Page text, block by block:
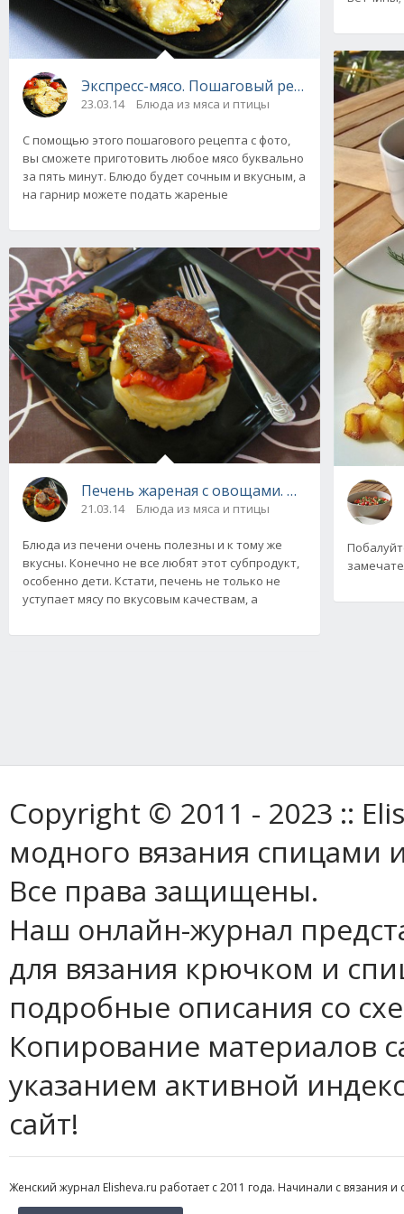
Экспресс-мясо. Пошаговый рецепт с фото
23.03.14 Блюда из мяса и птицы
С помощью этого пошагового рецепта с фото,
вы сможете приготовить любое мясо буквально
за пять минут. Блюдо будет сочным и вкусным, а
на гарнир можете подать жареные
Печень жареная с овощами. Пошаговый
21.03.14 Блюда из мяса и птицы
Блюда из печени очень полезны и к тому же
вкусны. Конечно не все любят этот субпродукт,
особенно дети. Кстати, печень не только не
уступает мясу по вкусовым качествам, а
Copyright © 2011 - 2023 ::
модного вязания спицами
Все права защищены.
Наш онлайн-журнал
для вязания крючком и
подробные описания со
Копирование материалов
указанием активной
сайт!
Женский журнал Elisheva.ru работает с 2011 года. Начинали с вязания